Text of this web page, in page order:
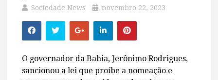
Sociedade News novembro 22, 2023
O governador da Bahia, Jerônimo Rodrigues,
sancionou a lei que proíbe a nomeação e